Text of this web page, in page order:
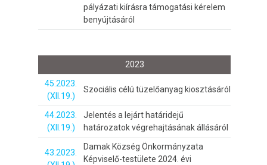
pályázati kiírásra támogatási kérelem
benyújtásáról
2023
45.2023.
(XII.19.)
Szociális célú tüzelőanyag kiosztásáról
44.2023.
(XII.19.)
Jelentés a lejárt határidejű
határozatok végrehajtásának állásáról
43.2023.
Damak Község Önkormányzata
Képviselő-testülete 2024. évi